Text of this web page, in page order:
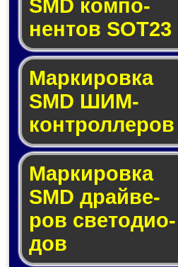
SMD ком­по­
нен­тов SOT23
Маркировка
SMD ШИМ-
кон­трол­ле­ров
Маркировка
SMD драй­ве­
ров све­то­ди­о­
дов